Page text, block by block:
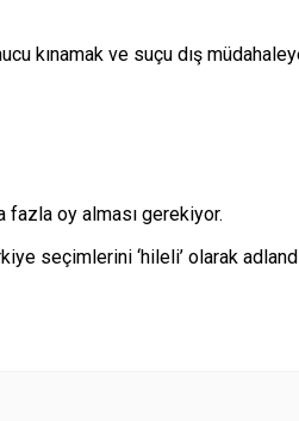
kınamak ve suçu dış
fazla oy alması gerekiyor.
seçimlerini ‘hileli’ olarak